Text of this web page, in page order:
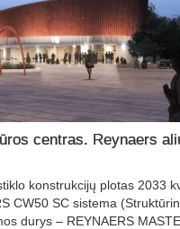
centras. Reynaers
konstrukcijų plotas 2033
CW50 SC sistema
durys – REYNAERS